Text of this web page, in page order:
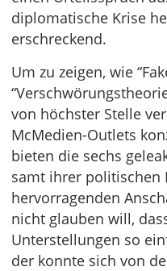
diplomatische Krise
erschreckend.
Um zu zeigen, wie
von höchster Stelle
McMedien-Outlets
bieten die sechs
samt ihrer politischen
hervorragenden
nicht glauben will,
Unterstellungen so
der konnte sich von